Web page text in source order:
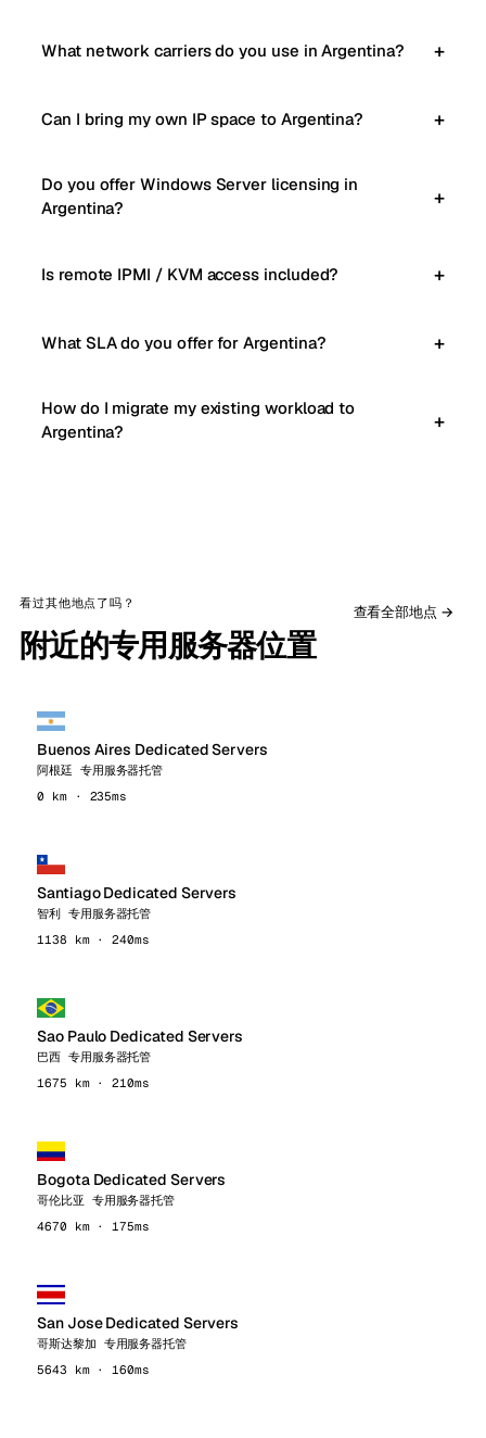
What network carriers do you use in Argentina?
Can I bring my own IP space to Argentina?
Do you offer Windows Server licensing in
Argentina?
Is remote IPMI / KVM access included?
What SLA do you offer for Argentina?
How do I migrate my existing workload to
Argentina?
看过其他地点了吗？
附近的专用服务器位置
查看全部地点 →
Buenos Aires Dedicated Servers
阿根廷 专用服务器托管
0 km · 235ms
Santiago Dedicated Servers
智利 专用服务器托管
1138 km · 240ms
Sao Paulo Dedicated Servers
巴西 专用服务器托管
1675 km · 210ms
Bogota Dedicated Servers
哥伦比亚 专用服务器托管
4670 km · 175ms
San Jose Dedicated Servers
哥斯达黎加 专用服务器托管
5643 km · 160ms